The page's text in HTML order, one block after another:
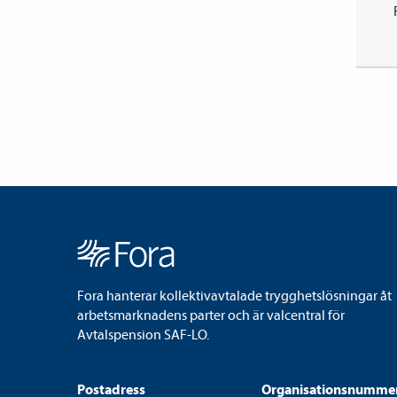
Fora hanterar kollektivavtalade trygghetslösningar åt
arbetsmarknadens parter och är valcentral för
Avtalspension SAF-LO.
Postadress